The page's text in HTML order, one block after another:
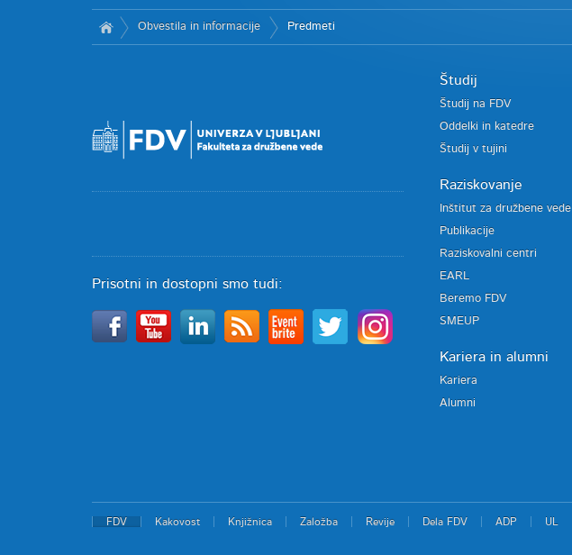
Obvestila in informacije Predmeti
Prisotni in dostopni smo tudi:
Študij
Študij na FDV
Oddelki in katedre
Študij v tujini
Raziskovanje
Inštitut za družbene vede
Publikacije
Raziskovalni centri
EARL
Beremo FDV
SMEUP
Kariera in alumni
Kariera
Alumni
FDV Kakovost Knjižnica Založba Revije Dela FDV ADP UL